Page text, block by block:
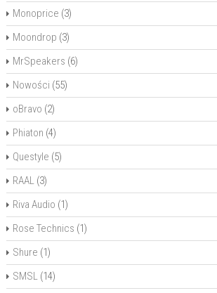
Monoprice (3)
Moondrop (3)
MrSpeakers (6)
Nowości (55)
oBravo (2)
Phiaton (4)
Questyle (5)
RAAL(3)
Riva Audio (1)
Rose Technics (1)
Shure (1)
SMSL(14)